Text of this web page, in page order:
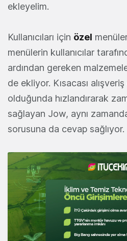
ekleyelim.
Kullanıcıları için özel
menülerin kullanıcılar
ardından gereken
de ekliyor. Kısacası
olduğunda hızlandırarak
sağlayan Jow, aynı
sorusuna da cevap sağlıyor.